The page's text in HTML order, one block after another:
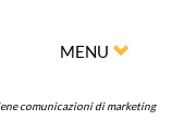
MENU
comunicazioni di marketing